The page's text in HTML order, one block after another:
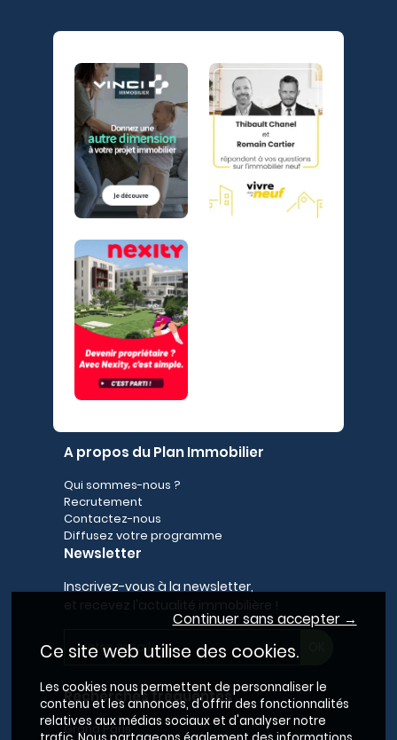
A propos du Plan Immobilier
Qui sommes-nous ?
Recrutement
Contactez-nous
Diffusez votre programme
Newsletter
Inscrivez-vous à la newsletter,
Recherches fréquentes
Grand Paris
Continuer sans accepter →
Ce site web utilise des cookies.
Les cookies nous permettent de personnaliser le
contenu et les annonces, d'offrir des fonctionnalités
relatives aux médias sociaux et d'analyser notre